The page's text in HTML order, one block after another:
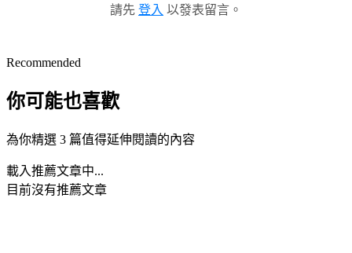
請先 登入 以發表留言。
Recommended
你可能也喜歡
為你精選 3 篇值得延伸閱讀的內容
載入推薦文章中...
目前沒有推薦文章